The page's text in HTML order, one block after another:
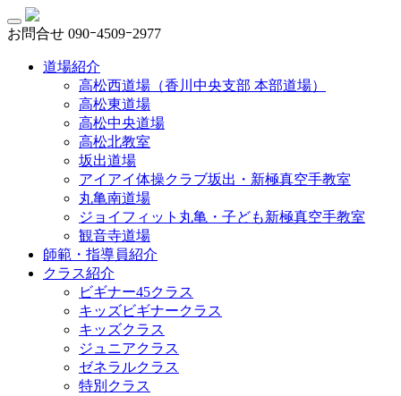
お問合せ 090ｰ4509ｰ2977
道場紹介
高松西道場（香川中央支部 本部道場）
高松東道場
高松中央道場
高松北教室
坂出道場
アイアイ体操クラブ坂出・新極真空手教室
丸亀南道場
ジョイフィット丸亀・子ども新極真空手教室
観音寺道場
師範・指導員紹介
クラス紹介
ビギナー45クラス
キッズビギナークラス
キッズクラス
ジュニアクラス
ゼネラルクラス
特別クラス